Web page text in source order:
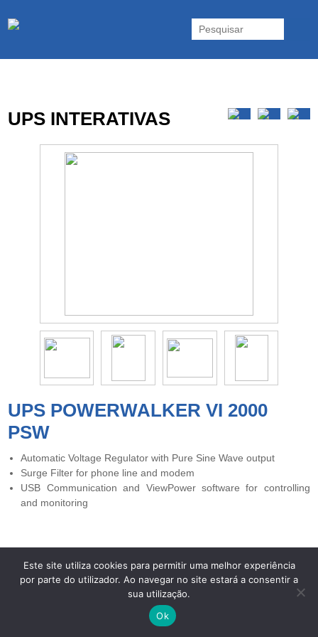
Inversores e acessórios. Portugal.
UPS INTERATIVAS
UPS POWERWALKER VI 2000
PSW
Automatic Voltage Regulator with Pure Sine Wave output
Surge Filter for phone line and modem
USB Communication and ViewPower software for controlling
and monitoring
Copyright © 2026 UPS Powerwalker. Todos os direitos
Centros de Arbitragem- Termos de Privacidade e
Livro de Reclamações Eletrónico
Este site utiliza cookies para permitir uma melhor experiência
por parte do utilizador. Ao navegar no site estará a consentir a
sua utilização.
Ok